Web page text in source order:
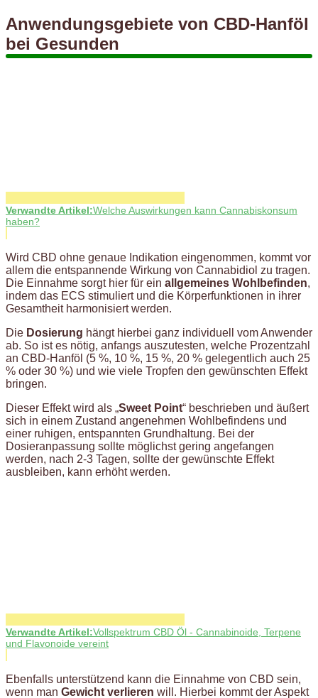
Anwendungsgebiete von CBD-Hanföl
bei Gesunden
Verwandte Artikel:Welche Auswirkungen kann Cannabiskonsum
haben?
Wird CBD ohne genaue Indikation eingenommen, kommt vor
allem die entspannende Wirkung von Cannabidiol zu tragen.
Die Einnahme sorgt hier für ein allgemeines Wohlbefinden,
indem das ECS stimuliert und die Körperfunktionen in ihrer
Gesamtheit harmonisiert werden.
Die Dosierung hängt hierbei ganz individuell vom Anwender
ab. So ist es nötig, anfangs auszutesten, welche Prozentzahl
an CBD-Hanföl (5 %, 10 %, 15 %, 20 % gelegentlich auch 25
% oder 30 %) und wie viele Tropfen den gewünschten Effekt
bringen.
Dieser Effekt wird als „Sweet Point“ beschrieben und äußert
sich in einem Zustand angenehmen Wohlbefindens und
einer ruhigen, entspannten Grundhaltung. Bei der
Dosieranpassung sollte möglichst gering angefangen
werden, nach 2-3 Tagen, sollte der gewünschte Effekt
ausbleiben, kann erhöht werden.
Verwandte Artikel:Vollspektrum CBD Öl - Cannabinoide, Terpene
und Flavonoide vereint
Ebenfalls unterstützend kann die Einnahme von CBD sein,
wenn man Gewicht verlieren will. Hierbei kommt der Aspekt